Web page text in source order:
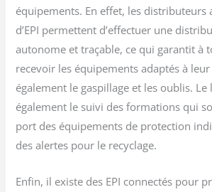
équipements. En effet, les distributeurs
d’EPI permettent d’effectuer une
autonome et traçable, ce qui garantit à
recevoir les équipements adaptés à
également le gaspillage et les oublis. Le
également le suivi des formations qui
port des équipements de protection
des alertes pour le recyclage.
Enfin, il existe des EPI connectés pour